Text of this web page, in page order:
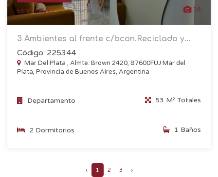
53 M² Totales 28
3 Ambientes al frente c/bcon.Reciclado y...
Código: 225344
Mar Del Plata , Almte. Brown 2420, B7600FUJ Mar del
Plata, Provincia de Buenos Aires, Argentina
Departamento 53 M² Totales
2 Dormitorios 1 Baños
‹ 1 2 3 ›